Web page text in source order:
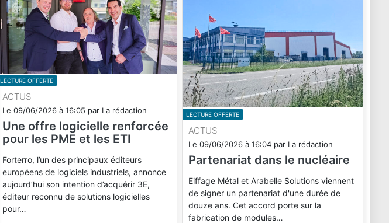
LECTURE OFFERTE
ACTUS
Le 09/06/2026 à 16:05 par La rédaction
Une offre logicielle renforcée
pour les PME et les ETI
Forterro, l’un des principaux éditeurs
européens de logiciels industriels, annonce
aujourd’hui son intention d’acquérir 3E,
éditeur reconnu de solutions logicielles
pour…
LECTURE OFFERTE
ACTUS
Le 09/06/2026 à 16:04 par La rédaction
Partenariat dans le nucléaire
Eiffage Métal et Arabelle Solutions viennent
de signer un partenariat d'une durée de
douze ans. Cet accord porte sur la
fabrication de modules…